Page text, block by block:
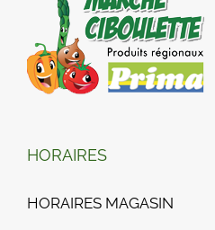
HORAIRES
HORAIRES MAGASIN